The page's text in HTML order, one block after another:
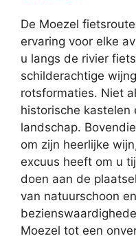
De Moezel
ervaring voor elke
u langs de rivier
schilderachtige
rotsformaties. Niet
historische kastelen
landschap.
om zijn heerlijke
excuus heeft om u
doen aan de
van natuurschoon
Moezel tot een